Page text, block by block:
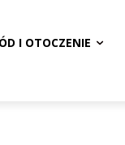
I OTOCZENIE